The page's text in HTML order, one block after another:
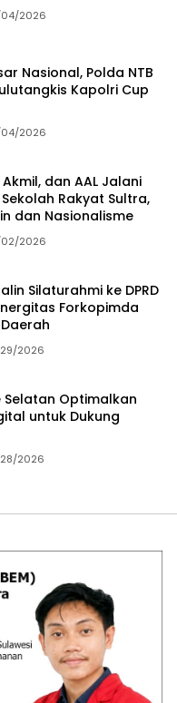
2026
Nasional, Polda NTB
Kapolri Cup
2026
dan AAL Jalani
Rakyat Sultra,
dan Nasionalisme
2026
Silaturahmi ke DPRD
Forkopimda
2026
Selatan Optimalkan
untuk Dukung
2026